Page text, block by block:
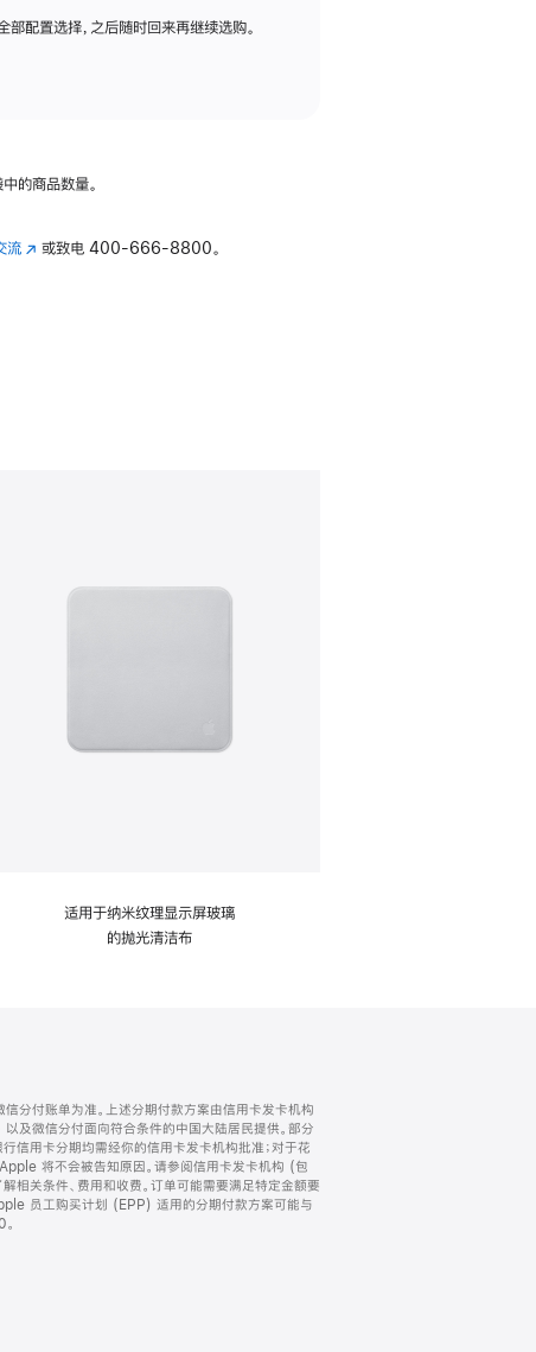
配置选择，之后随时回来再继续选购。
的商品数量。
流(在 或致电400-666-8800。
适用于纳米纹理显示屏玻璃
的抛光清洁布
分付账单为准。上述分期付款方案由信用卡发卡机构
及微信分付面向符合条件的中国大陆居民提供。部分
用卡分期均需经你的信用卡发卡机构批准；对于花
Apple 将不会被告知原因。请参阅信用卡发卡机构 (包
相关条件、费用和收费。订单可能需要满足特定金额要
员工购买计划 (EPP) 适用的分期付款方案可能与